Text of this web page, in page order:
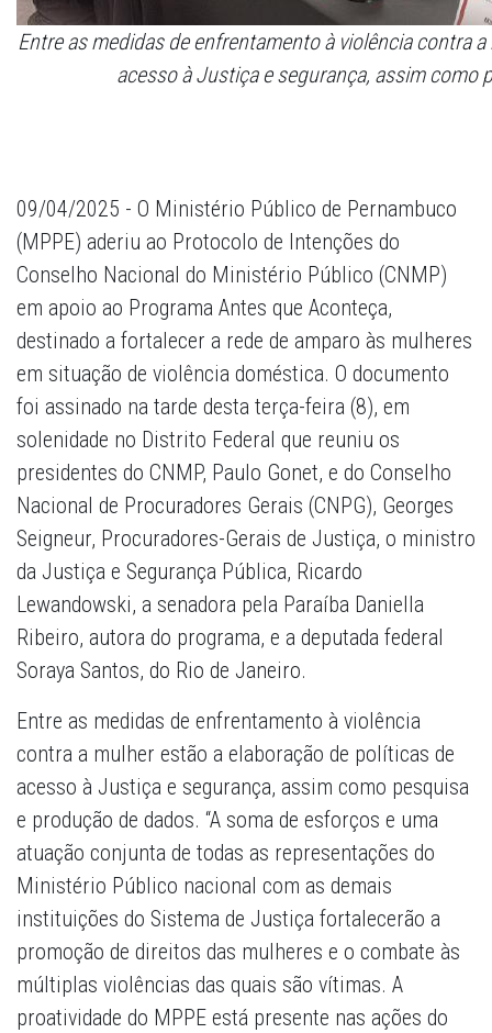
Entre as medidas de enfrentamento à violência contra
acesso à Justiça e segurança, assim como
09/04/2025 - O Ministério Público de Pernambuco
(MPPE) aderiu ao Protocolo de Intenções do
Conselho Nacional do Ministério Público (CNMP)
em apoio ao Programa Antes que Aconteça,
destinado a fortalecer a rede de amparo às mulheres
em situação de violência doméstica. O documento
foi assinado na tarde desta terça-feira (8), em
solenidade no Distrito Federal que reuniu os
presidentes do CNMP, Paulo Gonet, e do Conselho
Nacional de Procuradores Gerais (CNPG), Georges
Seigneur, Procuradores-Gerais de Justiça, o ministro
da Justiça e Segurança Pública, Ricardo
Lewandowski, a senadora pela Paraíba Daniella
Ribeiro, autora do programa, e a deputada federal
Soraya Santos, do Rio de Janeiro.
Entre as medidas de enfrentamento à violência
contra a mulher estão a elaboração de políticas de
acesso à Justiça e segurança, assim como pesquisa
e produção de dados. “A soma de esforços e uma
atuação conjunta de todas as representações do
Ministério Público nacional com as demais
instituições do Sistema de Justiça fortalecerão a
promoção de direitos das mulheres e o combate às
múltiplas violências das quais são vítimas. A
proatividade do MPPE está presente nas ações do